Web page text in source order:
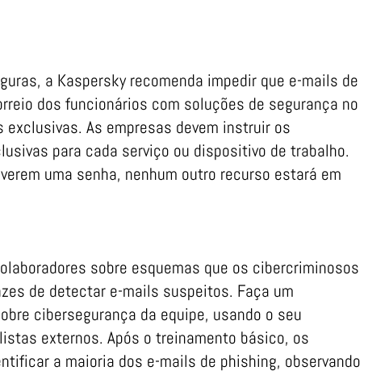
a Kaspersky recomenda impedir que e-mails de
dos funcionários com soluções de segurança no
As empresas devem instruir os
para cada serviço ou dispositivo de trabalho.
uma senha, nenhum outro recurso estará em
sobre esquemas que os cibercriminosos
de detectar e-mails suspeitos. Faça um
cibersegurança da equipe, usando o seu
externos. Após o treinamento básico, os
a maioria dos e-mails de phishing, observando